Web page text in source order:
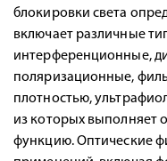
блокировки света
включает различные
интерференционные,
поляризационные,
плотностью,
из которых выполняет
функцию. Оптические